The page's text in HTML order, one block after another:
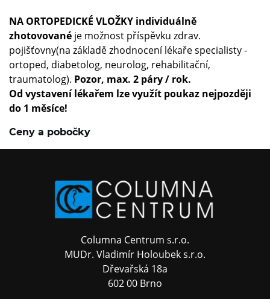
NA ORTOPEDICKÉ VLOŽKY individuálně
zhotovované je možnost příspěvku zdrav.
pojišťovny(na základě zhodnocení lékaře specialisty -
ortoped, diabetolog, neurolog, rehabilitační,
traumatolog). Pozor, max. 2 páry / rok.
Od vystavení lékařem lze využít poukaz nejpozději
do 1 měsíce!
Ceny a pobočky
Columna Centrum s.r.o.
MUDr. Vladimír Holoubek s.r.o.
Dřevařská 18a
602 00 Brno